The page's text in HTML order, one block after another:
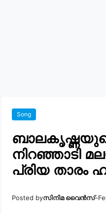
Song
നിറഞ്ഞാടി
പ്രിയ താരം
Posted byസിനിമ വൈൻസ്–